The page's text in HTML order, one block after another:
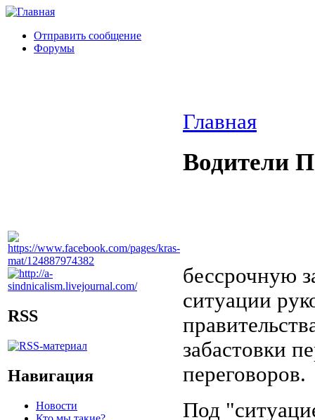
Отправить сообщение
Форумы
RSS
Навигация
Новости
Главная
Водители
бессрочную
ситуации
забастовки
переговоров.
Под